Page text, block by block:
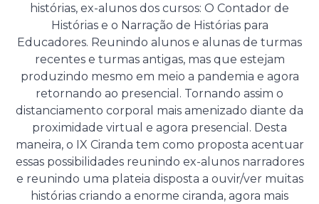
histórias, ex-alunos dos cursos: O Contador de
Histórias e o Narração de Histórias para
Educadores. Reunindo alunos e alunas de turmas
recentes e turmas antigas, mas que estejam
produzindo mesmo em meio a pandemia e agora
retornando ao presencial. Tornando assim o
distanciamento corporal mais amenizado diante da
proximidade virtual e agora presencial. Desta
maneira, o IX Ciranda tem como proposta acentuar
essas possibilidades reunindo ex-alunos narradores
e reunindo uma plateia disposta a ouvir/ver muitas
histórias criando a enorme ciranda, agora mais